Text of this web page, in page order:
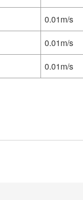
0.01m/s
0.01m/s
0.01m/s